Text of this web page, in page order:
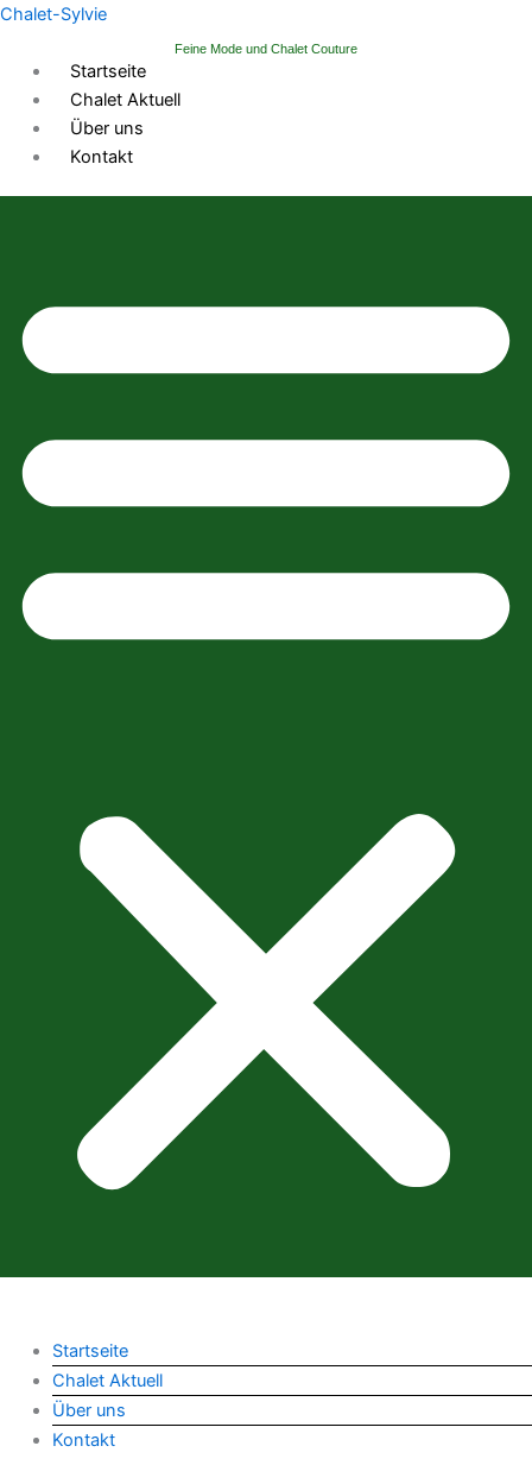
Zum
springen
Chalet-Sylvie
Feine Mode und Chalet Couture
Startseite
Chalet Aktuell
Über uns
Kontakt
Startseite
Chalet Aktuell
Über uns
Kontakt